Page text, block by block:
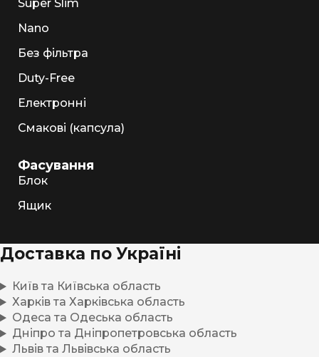
Super Slim
Nano
Без фільтра
Duty-Free
Електронні
Смакові (капсула)
Фасування
Блок
Ящик
Доставка по Україні
Київ та Київська область
Харків та Харківська область
Одеса та Одеська область
Дніпро та Дніпропетровська область
Львів та Львівська область